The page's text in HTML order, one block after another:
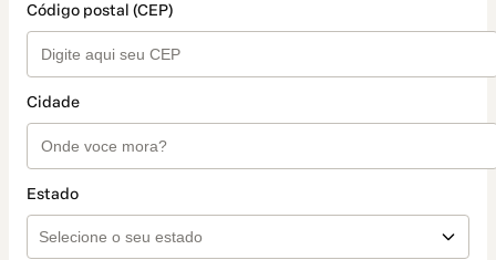
Código postal (CEP)
Cidade
Estado